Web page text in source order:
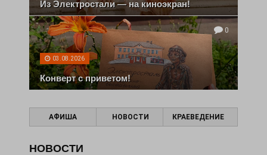
Из Электростали — на киноэкран!
0
03.08.2026
Конверт с приветом!
АФИША НОВОСТИ КРАЕВЕДЕНИЕ
НОВОСТИ